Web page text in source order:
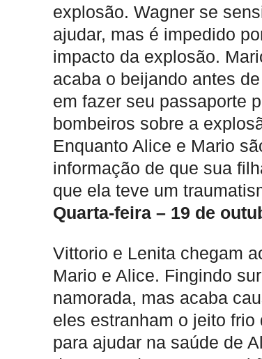
explosão. Wagner se
ajudar, mas é impedido
impacto da explosão.
acaba o beijando antes
em fazer seu passaporte
bombeiros sobre a
Enquanto Alice e Mario
informação de que sua
que ela teve um
Quarta-feira – 19 de
Vittorio e Lenita chegam
Mario e Alice. Fingindo
namorada, mas acaba
eles estranham o jeito
para ajudar na saúde de